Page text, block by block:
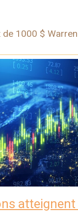
de 1000 $
atteignent